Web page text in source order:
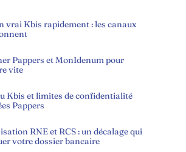
vrai Kbis rapidement : les canaux
Pappers et MonIdenum pour
vite
Kbis et limites de confidentialité
Pappers
RNE et RCS : un décalage qui
votre dossier bancaire